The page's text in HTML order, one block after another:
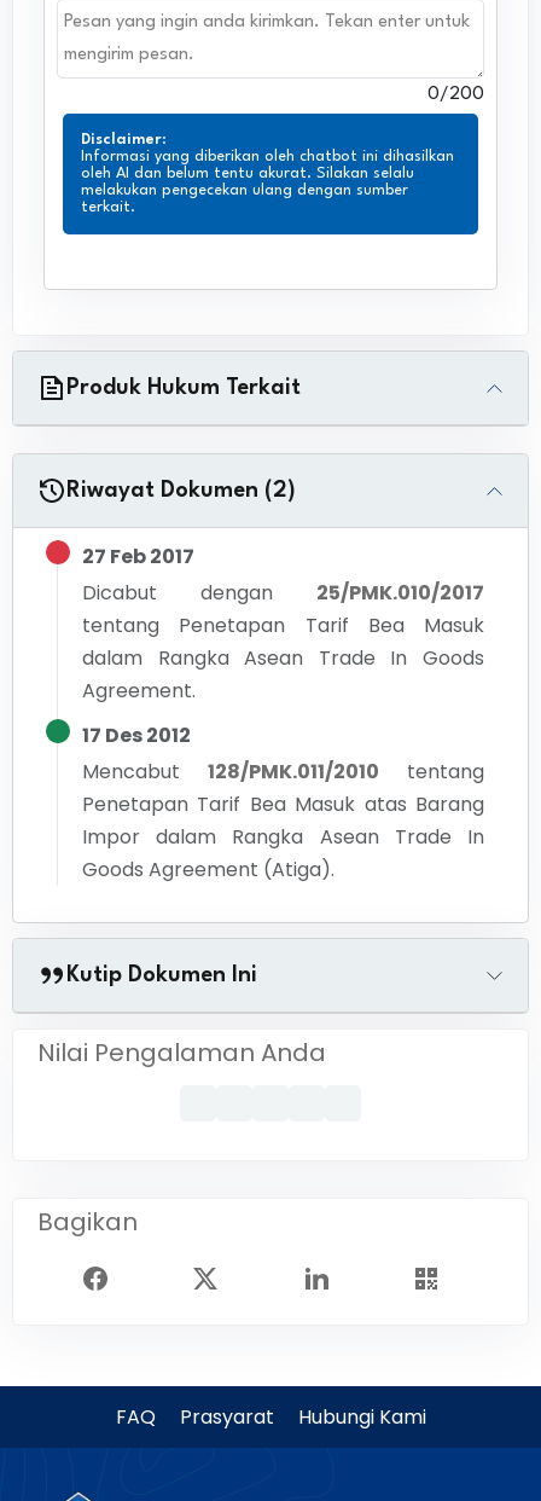
0/200
Disclaimer:
Informasi yang diberikan oleh chatbot ini dihasilkan
oleh AI dan belum tentu akurat. Silakan selalu
melakukan pengecekan ulang dengan sumber
terkait.
Produk Hukum Terkait
Riwayat Dokumen (2)
27 Feb 2017
Dicabut dengan
25/PMK.010/2017
tentang Penetapan Tarif Bea Masuk
dalam Rangka Asean Trade In Goods
Agreement.
17 Des 2012
Mencabut
128/PMK.011/2010
tentang
Penetapan Tarif Bea Masuk atas Barang
Impor dalam Rangka Asean Trade In
Goods Agreement (Atiga).
Kutip Dokumen Ini
Nilai Pengalaman Anda
Bagikan
FAQ Prasyarat Hubungi Kami